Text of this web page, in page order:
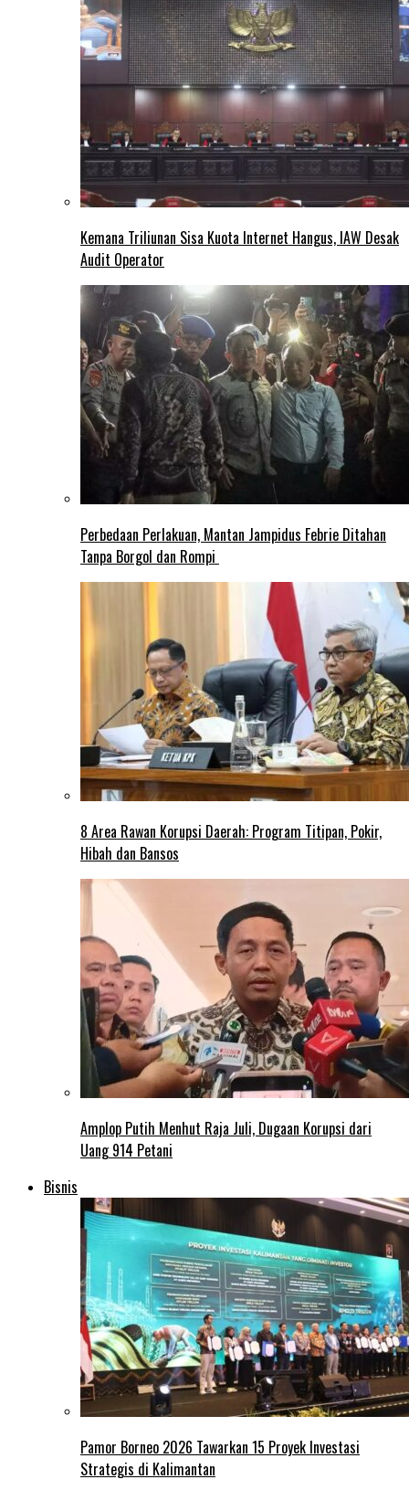
Kemana Triliunan Sisa Kuota Internet Hangus, IAW Desak
Audit Operator
Perbedaan Perlakuan, Mantan Jampidus Febrie Ditahan
Tanpa Borgol dan Rompi
8 Area Rawan Korupsi Daerah: Program Titipan, Pokir,
Hibah dan Bansos
Amplop Putih Menhut Raja Juli, Dugaan Korupsi dari
Uang 914 Petani
Bisnis
Pamor Borneo 2026 Tawarkan 15 Proyek Investasi
Strategis di Kalimantan